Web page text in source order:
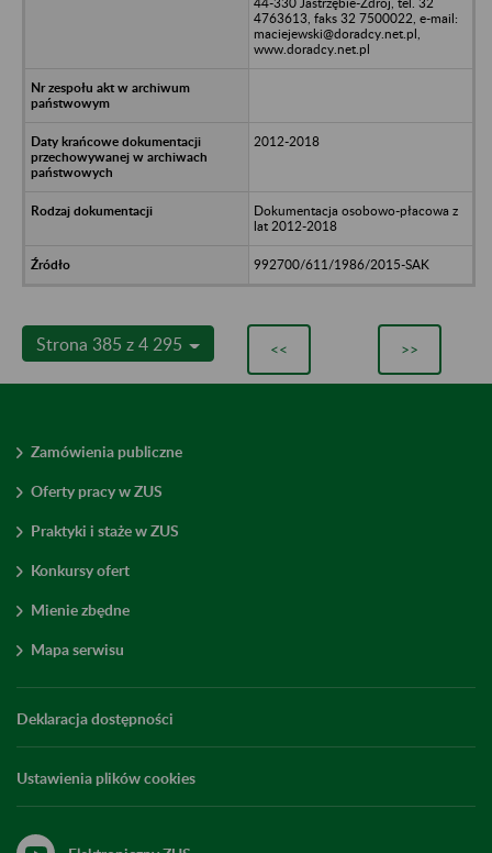
4763613, faks 32 7500022, e-mail:
maciejewski@doradcy.net.pl,
www.doradcy.net.pl
2012-2018
Dokumentacja osobowo-płacowa z
lat 2012-2018
992700/611/1986/2015-SAK
Strona 385 z 4 295 << >>
Zamówienia publiczne
Oferty pracy w ZUS
Praktyki i staże w ZUS
Konkursy ofert
Mienie zbędne
Mapa serwisu
Deklaracja dostępności
Ustawienia plików cookies